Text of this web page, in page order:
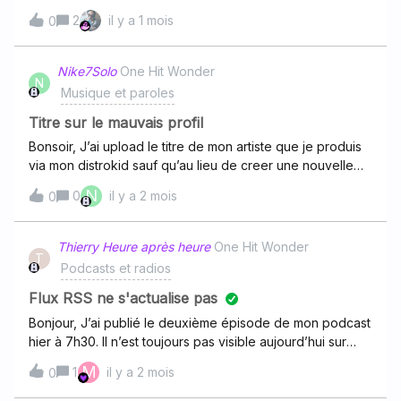
problème soit corrigé rapidement ou qu’on m’explique
bien mais est grisé et ne peut pas être lu.J'ai déjà pris les
devants en desinstallant mon app sur mon téléphone et
cela n'a rien changé. Quelle autre manipulation est-ce
que je peux faire ? Cordialement.
0 2 il y a 1 mois
N
Nike7Solo One Hit Wonder
Musique et paroles
Titre sur le mauvais profil
Bonsoir, J’ai upload le titre de mon artiste que je produis
via mon distrokid sauf qu’au lieu de creer une nouvelle
page artiste ca l’a juste upload sur le mauvais profil, Mon
artiste s’appelle JOËN et ca a ete upload sur ce
profil: https://link.deezer.com/s/33tQFFrTy0hf658b5T1Pz
0 0 N il y a 2 mois
T
Thierry Heure après heure One Hit Wonder
Podcasts et radios
Flux RSS ne s'actualise pas
Bonjour, J’ai publié le deuxième épisode de mon podcast
hier à 7h30. Il n’est toujours pas visible aujourd’hui sur
Deezer, est-ce que certains d’entre vous ont déjà eu ce
problème ? Problème d’actualisation du flux RSS ? Merci
de votre retour !
0 1 M il y a 2 mois